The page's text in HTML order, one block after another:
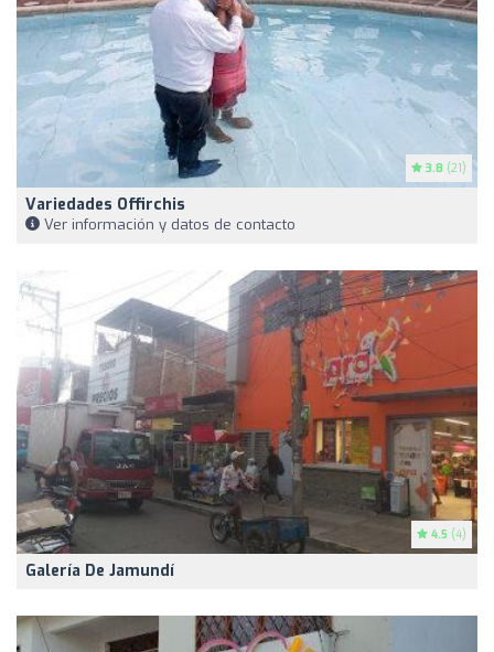
3.8 (21)
Variedades Offirchis
Ver información y datos de contacto
4.5 (4)
Galería De Jamundí